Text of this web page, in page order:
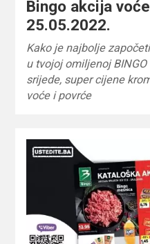
Bingo akcija
25.05.2022.
Kako je najbolje
u tvojoj omiljenoj
srijede, super cijene
voće i povrće